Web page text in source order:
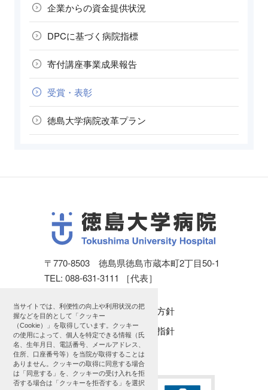
当サイトでは、利便性の向上や利用状況の把
握などを目的として「クッキー
（Cookie）」を取得しています。クッキー
の使用によって、個人を特定できる情報（氏
名、生年月日、電話番号、メールアドレス、
住所、口座番号等）を当院が取得することは
ありません。クッキーの取得に同意する場合
は「同意する」を、クッキーの受け入れを拒
否する場合は「クッキーを拒否する」を選択
企業からの資金提供状況
DPCに基づく病院指標
寄付講座事業成果報告
受賞・表彰
徳島大学病院改革プラン
〒770-8503 徳島県徳島市蔵本町2丁目50-1
TEL: 088-631-3111 ［代表］
個人情報保護方針
公表に関する指針
サイトマップ